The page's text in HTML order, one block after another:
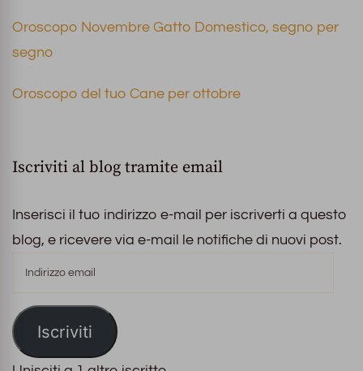
Oroscopo Novembre Gatto Domestico, segno per
segno
Oroscopo del tuo Cane per ottobre
Iscriviti al blog tramite email
Inserisci il tuo indirizzo e-mail per iscriverti a questo
blog, e ricevere via e-mail le notifiche di nuovi post.
email
Iscriviti